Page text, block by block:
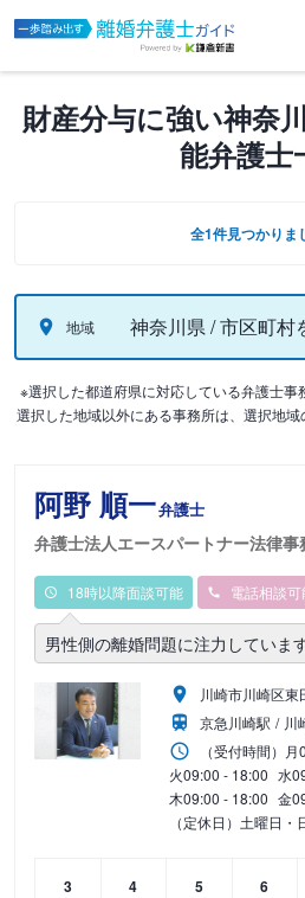
財産分与に強い神奈
能弁護士
全1件見つかりま
地域 神奈川県 / 市区町村
※選択した都道府県に対応している弁護士
選択した地域以外にある事務所は、選択地域
阿野 順一弁護士
弁護士法人エースパートナー法律事
18時以降面談可能 電話相談可
男性側の離婚問題に注力しています
川崎市川崎区
京急川崎駅
川
（受付時間） 月
火09:00 - 18:00 水
木09:00 - 18:00 金
（定休日）土曜日・
3
4
5
6